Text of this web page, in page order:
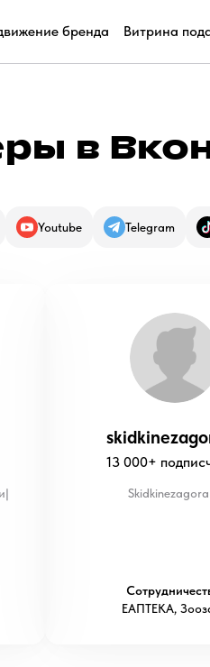
бренда Витрина
в
Youtube Telegram
13 000+
ЕАПТЕКА,